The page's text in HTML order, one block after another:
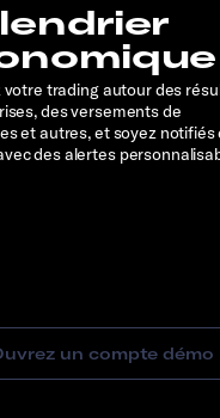
votre trading autour des
des versements de
et autres, et soyez notifiés
des alertes